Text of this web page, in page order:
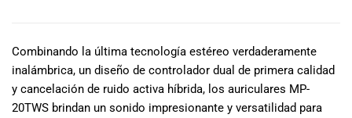
Combinando la última tecnología estéreo verdaderamente
inalámbrica, un diseño de controlador dual de primera calidad
y cancelación de ruido activa híbrida, los auriculares MP-
20TWS brindan un sonido impresionante y versatilidad para